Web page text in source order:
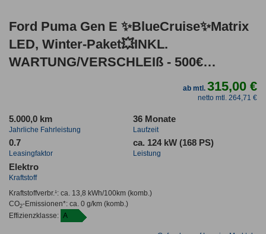
Ford Puma Gen E ✨BlueCruise✨Matrix
LED, Winter-Paket💥INKL.
WARTUNG/VERSCHLEIß - 500€
ab mtl.315,00 €
netto mtl. 264,71 €
5.000,0 km
Jahrliche Fahrleistung
36 Monate
Laufzeit
0.7
Leasingfaktor
ca. 124 kW (168 PS)
Leistung
Elektro
Kraftstoff
Kraftstoffverbr.¹: ca. 13,8 kWh/100km(komb.)
CO2-Emissionen*: ca. 0 g/km(komb.)
Effizienzklasse: A